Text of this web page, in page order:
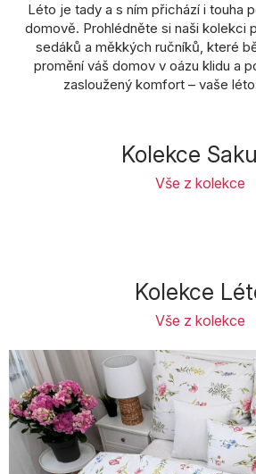
Léto je tady a s ním přichází i touha
domově. Prohlédněte si naši kolekci
sedáků a měkkých ručníků, které
promění váš domov v oázu klidu a
zasloužený komfort – vaše
Kolekce
Vše z kolekce
Kolekce
Vše z kolekce